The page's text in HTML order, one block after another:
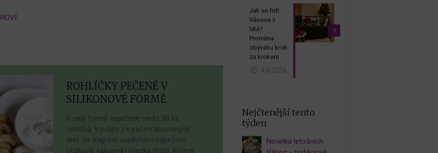
ROHLÍČKY PEČENÉ V
SILIKONOVÉ FORMĚ
V naší formě napečete naráz 30 ks
rohlíčků. Využijte ji k pečení libovolných
těst. Se stejným úspěchem napečete
oříšková, kakaová i linecká těsta. Kromě
0
Jak se fotí
Vánoce v
létě?
Proměna
obýváku krok
za krokem
4.8.2026
Nejčtenější tento
týden
Novinka letošních